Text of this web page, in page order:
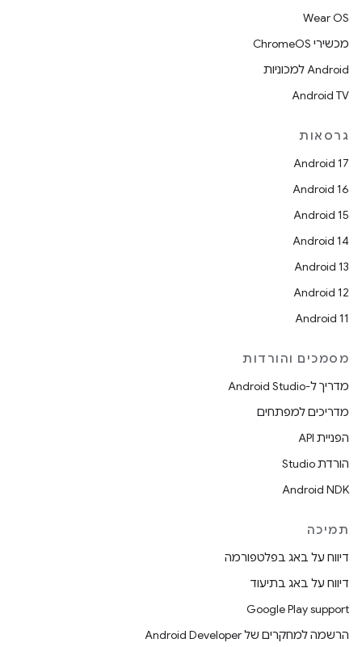
Wear OS
מכשירי ChromeOS
Android למכוניות
Android TV
גרסאות
Android 17
Android 16
Android 15
Android 14
Android 13
Android 12
Android 11
מסמכים והורדות
מדריך ל-Android Studio
מדריכים למפתחים
הפניית API
הורדת Studio
Android NDK
תמיכה
דיווח על באג בפלטפורמה
דיווח על באג בתיעוד
Google Play support
הרשמה למחקרים של Android Developer